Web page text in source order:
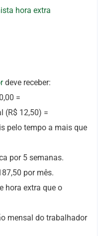
hora extra
deve receber:
=
(R$ 12,50) =
pelo tempo a mais que
por 5 semanas.
por mês.
hora extra que o
mensal do trabalhador